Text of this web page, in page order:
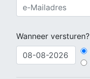
Wanneer versturen?